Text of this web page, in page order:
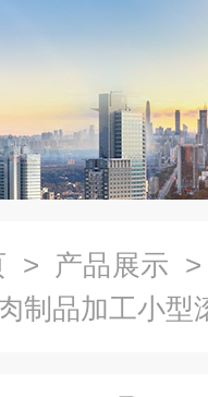
> 产品展示
制品加工小型